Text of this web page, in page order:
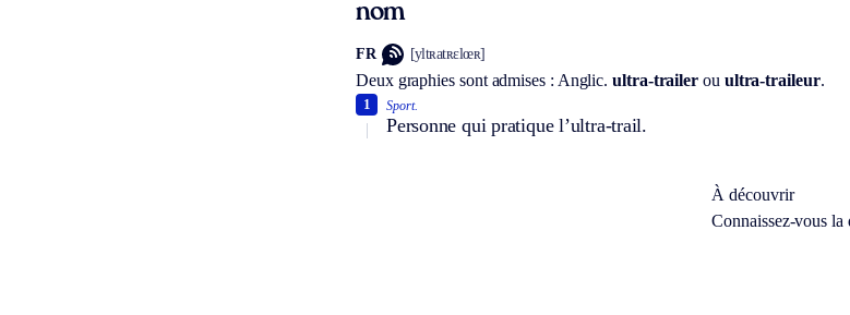
nom
FR [yltʀatʀɛlœʀ]
Deux graphies sont admises : Anglic. ultra-trailer ou ultra-traileur.
Sport.
Personne qui pratique l’ultra-trail.
1
À découvrir
Connaissez-vous